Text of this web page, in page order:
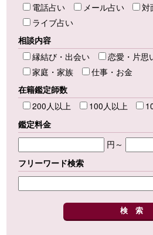
電話占い
メール占い 対
ライブ占い
相談内容
縁結び・出会い
恋愛・片思
家庭・家族
仕事・お金
在籍鑑定師数
200人以上
100人以上
鑑定料金
円～
フリーワード検索